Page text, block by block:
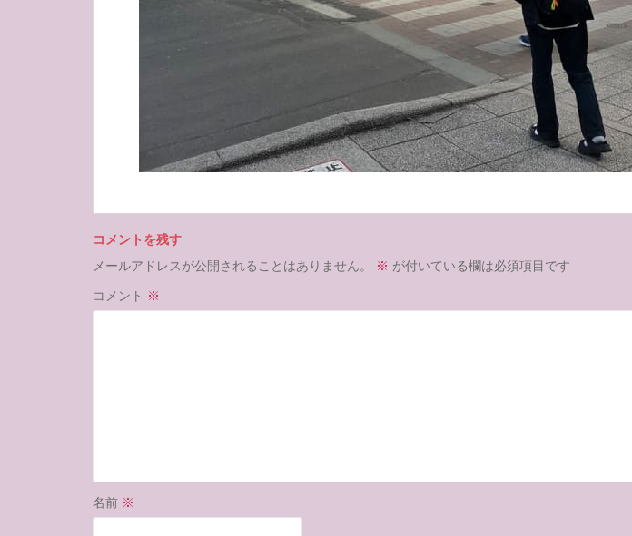
コメントを残す
メールアドレスが公開されることはありません。
※ が付いている欄は必須項目です
コメント ※
名前 ※